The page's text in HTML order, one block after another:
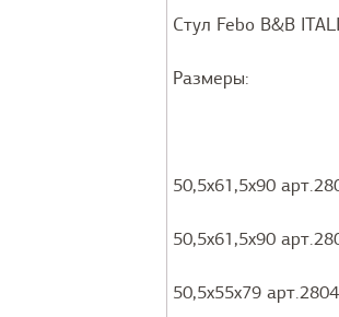
Стул Febo B&B
Размеры:
50,5x61,5x90
50,5x61,5x90
50,5x55x79